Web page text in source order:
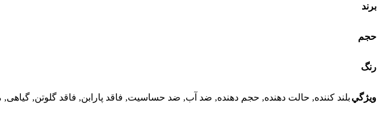
برند
حجم
رنگ
ويژگي بلند کننده, حالت دهنده, حجم دهنده, ضد آب, ضد حساسیت, فاقد پارابن, فاقد گلوتن, گیاهی,